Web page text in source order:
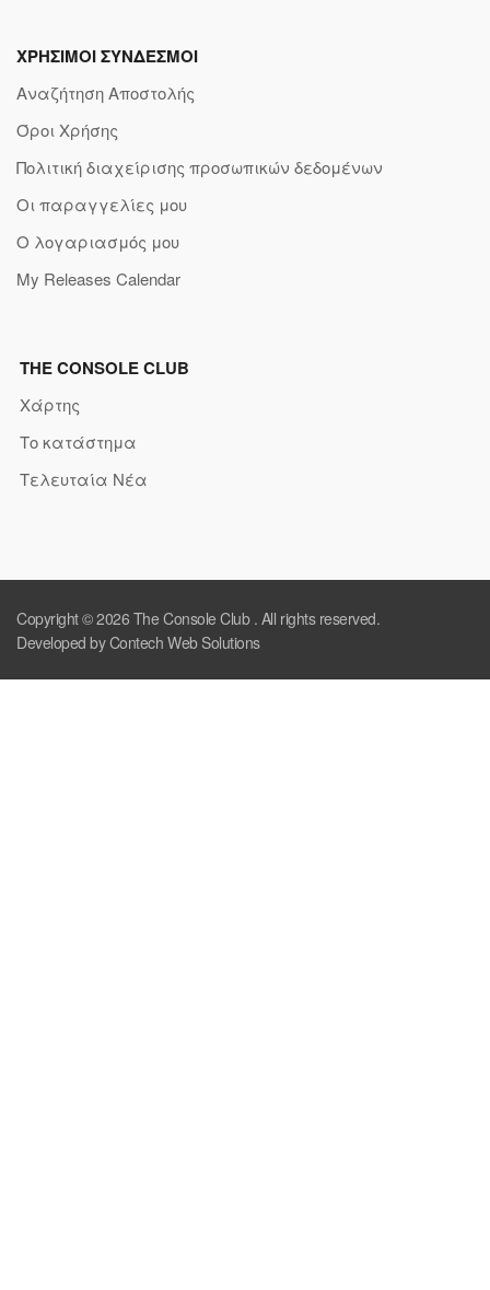
ΧΡΗΣΙΜΟΙ ΣΥΝΔΕΣΜΟΙ
Αναζήτηση Αποστολής
Όροι Χρήσης
Πολιτική διαχείρισης προσωπικών δεδομένων
Οι παραγγελίες μου
Ο λογαριασμός μου
My Releases Calendar
THE CONSOLE CLUB
Χάρτης
Το κατάστημα
Τελευταία Νέα
Copyright © 2026 The Console Club. All rights reserved.
Developed by Contech Web Solutions